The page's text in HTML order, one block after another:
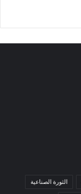
الثورة الصناعية